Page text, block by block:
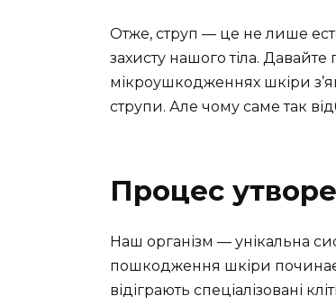
Отже, струп — це не лише
захисту нашого тіла.
мікроушкодженнях шкіри
струпи. Але чому саме так
Процес
Наш організм — унікальна
пошкодження шкіри
відіграють спеціалізовані